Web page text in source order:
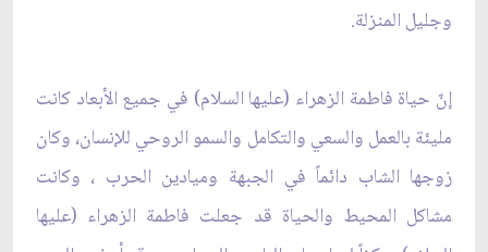
وجليل المنزلة.
إنّ حياة فاطمة الزهراء (عليها السلام) في جميع الأبعاد كانت
مليئة بالعمل والسعي والتكامل والسمو الروحي للإنسان، وكان
زوجها الشاب دائماً في الجبهة وميادين الحرب ، وكانت
مشاكل المحيط والحياة قد جعلت فاطمة الزهراء (عليها